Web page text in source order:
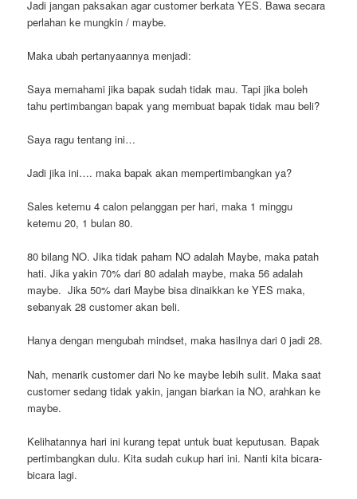
Jadi jangan paksakan agar customer berkata YES. Bawa secara
perlahan ke mungkin / maybe.
Maka ubah pertanyaannya menjadi:
Saya memahami jika bapak sudah tidak mau. Tapi jika boleh
tahu pertimbangan bapak yang membuat bapak tidak mau beli?
Saya ragu tentang ini…
Jadi jika ini…. maka bapak akan mempertimbangkan ya?
Sales ketemu 4 calon pelanggan per hari, maka 1 minggu
ketemu 20, 1 bulan 80.
80 bilang NO. Jika tidak paham NO adalah Maybe, maka patah
hati. Jika yakin 70% dari 80 adalah maybe, maka 56 adalah
maybe. Jika 50% dari Maybe bisa dinaikkan ke YES maka,
sebanyak 28 customer akan beli.
Hanya dengan mengubah mindset, maka hasilnya dari 0 jadi 28.
Nah, menarik customer dari No ke maybe lebih sulit. Maka saat
customer sedang tidak yakin, jangan biarkan ia NO, arahkan ke
maybe.
Kelihatannya hari ini kurang tepat untuk buat keputusan. Bapak
pertimbangkan dulu. Kita sudah cukup hari ini. Nanti kita bicara-
bicara lagi.